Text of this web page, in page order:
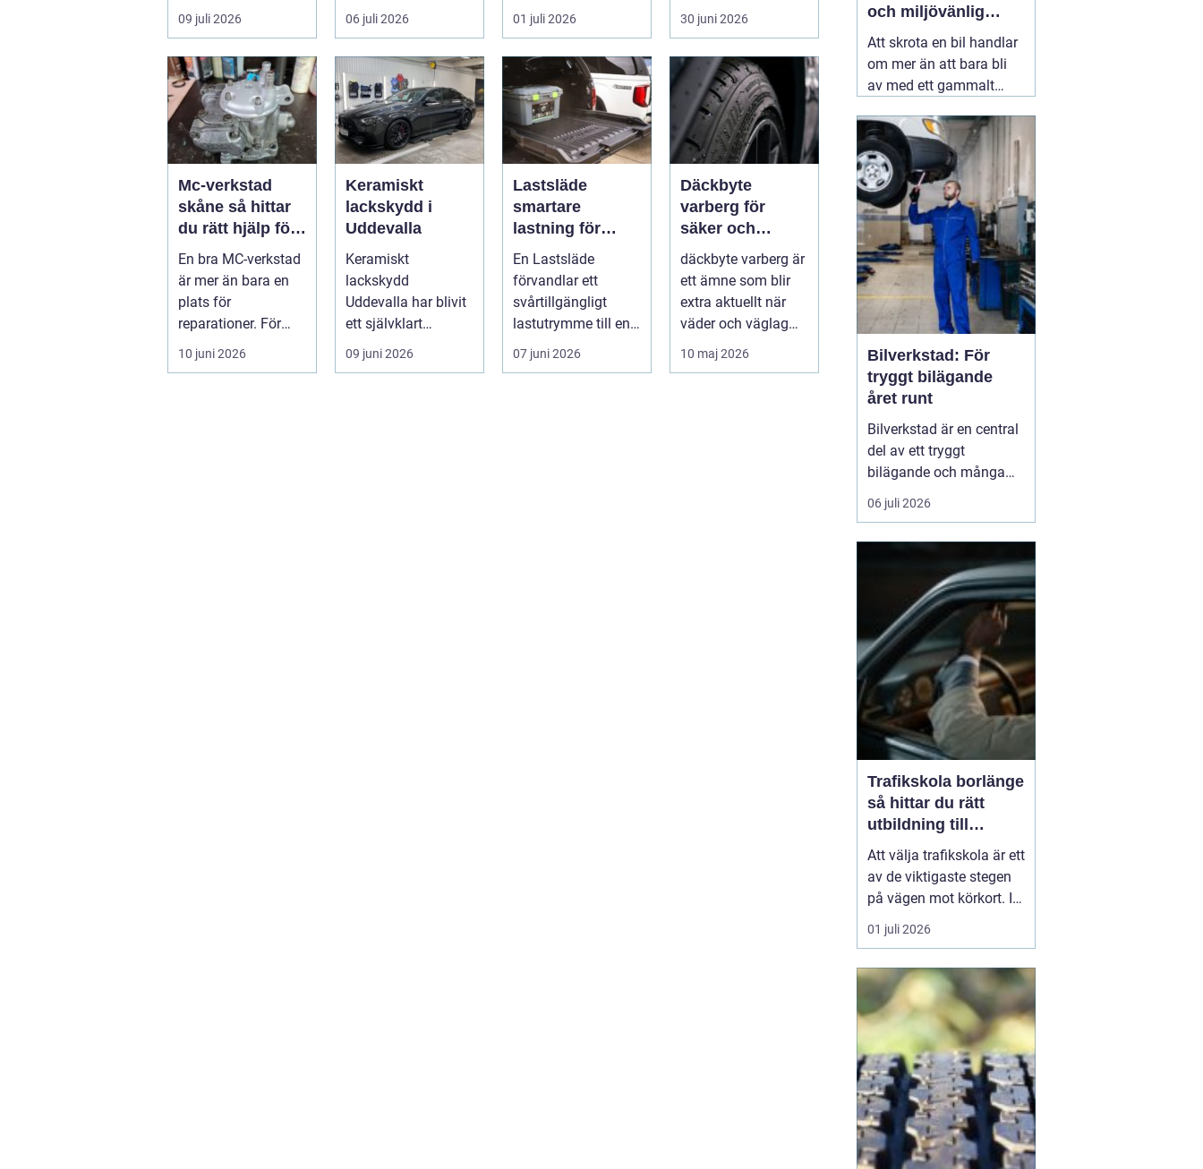
En genomtänkt
skrotning ...
09 juli 2026
letar ...
06 juli 2026
Borlänge finns flera
al...
01 juli 2026
och ofta fuktigt
väder. Valet ...
30 juni 2026
Mc-verkstad
skåne så hittar
du rätt hjälp för
din motorcykel
En bra MC-verkstad
är mer än bara en
plats för
reparationer. För
många
motorcyklister
10 juni 2026
Keramiskt
lackskydd i
Uddevalla
Keramiskt
lackskydd
Uddevalla har blivit
ett självklart
begrepp för bilägare
som vill...
09 juni 2026
Lastsläde
smartare
lastning för
pickup, skåpbil
och personbil
En Lastsläde
förvandlar ett
svårtillgängligt
lastutrymme till en
lättjobbad yta.
Genom att dra ut
07 juni 2026
Däckbyte
varberg för
säker och
smidig körning
Året runt
däckbyte varberg är
ett ämne som blir
extra aktuellt när
väder och väglag
skiftar mellan
sommar och ...
10 maj 2026
och miljövänlig
skrotning
Att skrota en bil handlar
om mer än att bara bli
av med ett gammalt
skrotning frigör plats,
minskar miljöpåverkan
och gör att värdefulla
resurser kan användas
igen. För den som söker
09 juli 2026
Bilverkstad: För
tryggt bilägande
året runt
Bilverkstad är en central
del av ett tryggt
bilägande och många
bilägare letar efter en
partner som kan hjälpa
livslängd. En modern
verkstad kombinerar
teknisk kompetens, rätt
utrustning och ...
06 juli 2026
Trafikskola borlänge
så hittar du rätt
utbildning till
körkortet
Att välja trafikskola är ett
av de viktigaste stegen
på vägen mot körkort. I
Borlänge finns flera
alternativ, men
kan vara stora. Den som
vill hitta en trafikskola i
Borlänge som passar
både plånbok, tidsplan
och sätt att lära...
01 juli 2026